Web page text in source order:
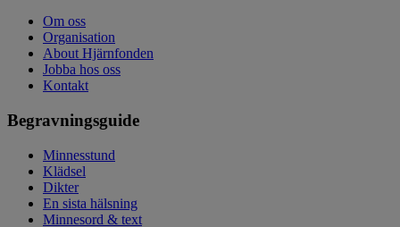
Om oss
Organisation
About Hjärnfonden
Jobba hos oss
Kontakt
Begravningsguide
Minnesstund
Klädsel
Dikter
En sista hälsning
Minnesord & text